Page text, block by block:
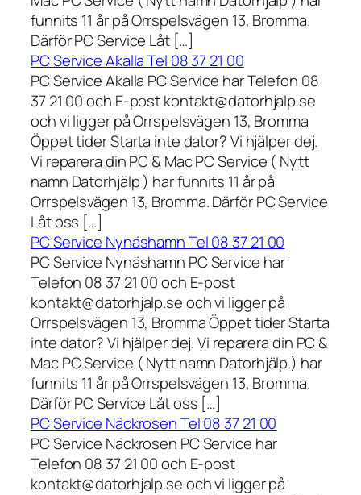
funnits 11 år på Orrspelsvägen 13, Bromma.
Därför PC Service Låt […]
PC Service Akalla Tel 08 37 21 00
PC Service Akalla PC Service har Telefon 08
37 21 00 och E-post kontakt@datorhjalp.se
och vi ligger på Orrspelsvägen 13, Bromma
Öppet tider Starta inte dator? Vi hjälper dej.
Vi reparera din PC & Mac PC Service ( Nytt
namn Datorhjälp ) har funnits 11 år på
Orrspelsvägen 13, Bromma. Därför PC Service
Låt oss […]
PC Service Nynäshamn Tel 08 37 21 00
PC Service Nynäshamn PC Service har
Telefon 08 37 21 00 och E-post
kontakt@datorhjalp.se och vi ligger på
Orrspelsvägen 13, Bromma Öppet tider Starta
inte dator? Vi hjälper dej. Vi reparera din PC &
Mac PC Service ( Nytt namn Datorhjälp ) har
funnits 11 år på Orrspelsvägen 13, Bromma.
Därför PC Service Låt oss […]
PC Service Näckrosen Tel 08 37 21 00
PC Service Näckrosen PC Service har
Telefon 08 37 21 00 och E-post
kontakt@datorhjalp.se och vi ligger på